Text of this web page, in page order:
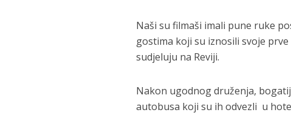
Naši su filmaši imali pune ruke
gostima koji su iznosili svoje
sudjeluju na Reviji.
Nakon ugodnog druženja,
autobusa koji su ih odvezli u